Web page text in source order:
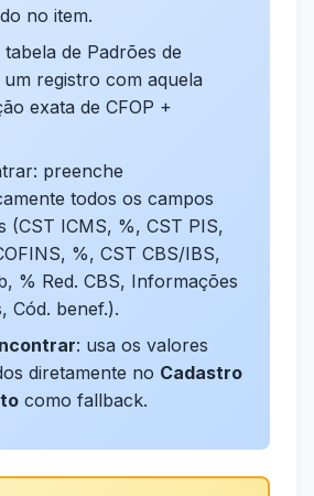
no item.
de Padrões de
registro com aquela
exata de CFOP +
preenche
todos os campos
(CST ICMS, %, CST PIS,
%, CST CBS/IBS,
% Red. CBS, Informações
Cód. benef.).
: usa os valores
diretamente no Cadastro
como fallback.